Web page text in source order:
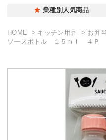
業種別人気商品
HOME キッチン用品
お弁
ソースボトル １５ｍｌ ４Ｐ